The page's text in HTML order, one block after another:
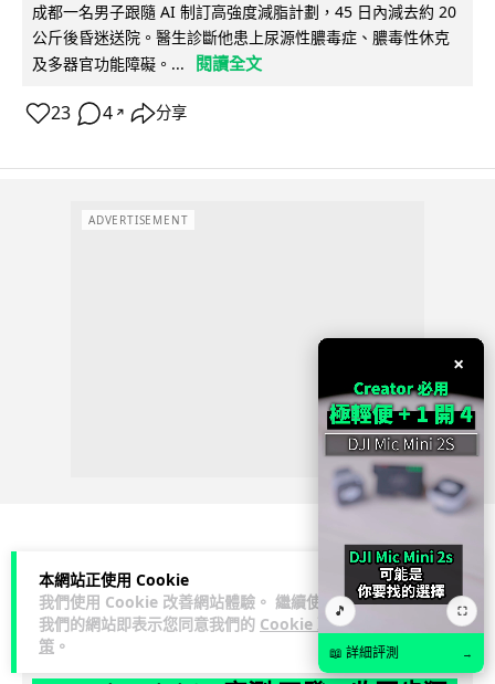
本網站正使用 Cookie
我們使用 Cookie 改善網站體驗。 繼續使用
我們的網站即表示您同意我們的 Cookie 政
策 。
成都一名男子跟隨 AI 制訂高強度減脂計劃，45 日內減去約 20
公斤後昏迷送院。醫生診斷他患上尿源性膿毒症、膿毒性休克
及多器官功能障礙。...
閱讀全文
23 4 ↗ 分享
ADVERTISEMENT
3C科技 家居無線 影音產品
Vin 2 日
×
🎵 ⛶
📖 詳細評測 →